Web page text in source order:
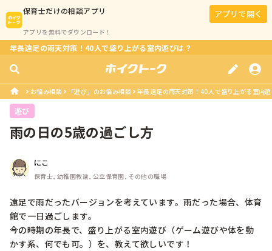
保育士だけの相談アプリ
アプリを無料でダウンロード！
アプリで開く
年長遠足の雨天対策！40人で盛り上がる室内遊びは？
お悩み相談 「遊び」のお悩み相談 年長遠足の雨天対策！40人で盛り上がる室内
遊び
雨の日の5歳の過ごし方
にこ
保育士, 幼稚園教諭, 公立保育園, その他の職場
遠足で雨だったバージョンを考えています。雨だった場合、体育
館で一日過ごします。
今の時期の年長で、盛り上がる室内遊び（ゲーム遊びや体を動
かす系、何でも可。）を、教えて欲しいです！